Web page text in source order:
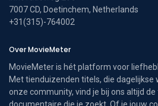
7007 CD, Doetinchem, Netherlands
+31(315)-764002
Over MovieMeter
MovieMeter is hét platform voor
Met tienduizenden titels, die dagelijkse
onze community, vind je bij ons altijd
documentaire die je zoekt. Of je jouw